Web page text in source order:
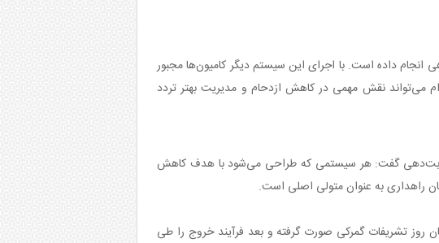
انجام داده است. با اجرای این سیستم دیگر کامیون‌ها مجبور
می‌تواند نقش مهمی در کاهش ازدحام و مدیریت بهتر تردد
نوبت‌دهی گفت: هر سیستمی که طراحی می‌شود با هدف کاهش
راهداری به عنوان متولی اصلی است.
روز تشریفات گمرکی صورت گرفته و بعد فرآیند خروج را طی